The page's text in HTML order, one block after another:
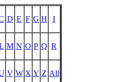
I
H
G
F
E
D
R
Q
P
O
N
M
All
Z
Y
X
W
V